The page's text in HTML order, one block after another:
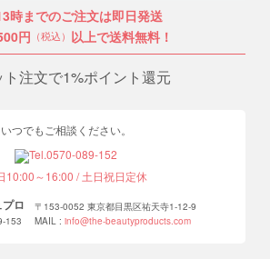
時までのご注文は即日発送
円 （税込） 以上で送料無料！
いつでもご相談ください。
10:00～16:00 / 土日祝日定休
ロ
〒153-0052 東京都目黒区祐天寺1-12-9
153
MAIL : info@the-beautyproducts.com